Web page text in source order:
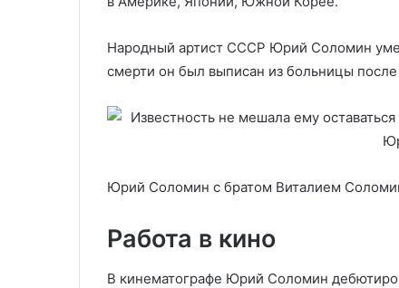
Народный артист СССР Юрий Соломин
смерти он был выписан из больницы после
Юрий Соломин с братом Виталием
Работа в кино
В кинематографе Юрий Соломин